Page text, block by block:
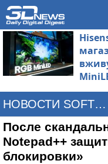
НОВОСТИ SOFTWARE
После
Notepad++
блокировки»